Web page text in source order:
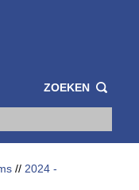
ZOEKEN
// 2024 -